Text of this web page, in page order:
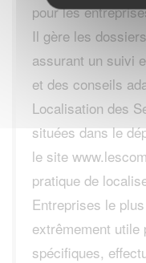
pour les
Il gère les
assurant un suivi
et des conseils
Localisation des
situées dans le
le site
pratique de
Entreprises le
extrêmement utile
spécifiques,